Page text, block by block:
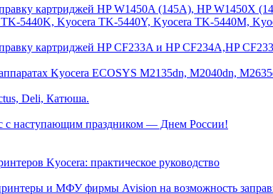
картриджей HP W1450A (145A), HP W1450X
5440K, Kyocera TK-5440Y, Kyocera TK-5440M,
картриджей HP CF233A и HP CF234A,HP
Kyocera ECOSYS M2135dn, M2040dn,
Deli, Катюша.
с наступающим праздником — Днем России!
Kyocera: практическое руководство
и МФУ фирмы Avision на возможность